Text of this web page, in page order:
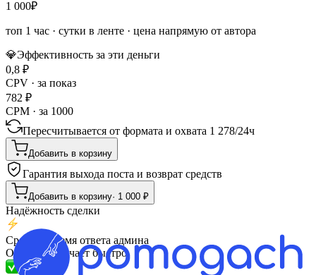
1 000₽
топ 1 час · сутки в ленте · цена напрямую от автора
💎Эффективность за эти деньги
0,8 ₽
CPV · за показ
782 ₽
CPM · за 1000
Пересчитывается от формата и охвата 1 278/24ч
Добавить в корзину
Гарантия выхода поста и возврат средств
Добавить в корзину· 1 000 ₽
Надёжность сделки
Среднее время ответа админа
Обычно отвечает быстро